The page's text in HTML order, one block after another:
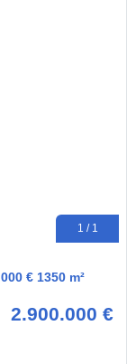
1 / 1
€ 1350 m²
2.900.000 €